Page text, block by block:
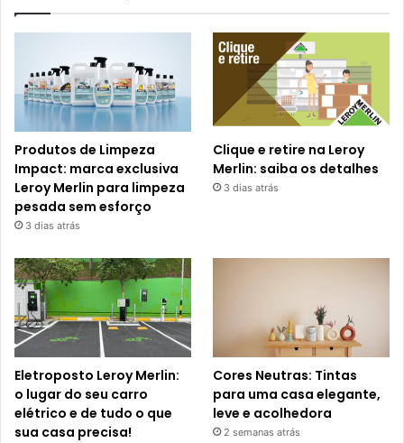
Produtos de Limpeza
Impact: marca exclusiva
Leroy Merlin para limpeza
pesada sem esforço
3 dias atrás
Clique e retire na Leroy
Merlin: saiba os detalhes
3 dias atrás
Eletroposto Leroy Merlin:
o lugar do seu carro
elétrico e de tudo o que
sua casa precisa!
Cores Neutras: Tintas
para uma casa elegante,
leve e acolhedora
2 semanas atrás